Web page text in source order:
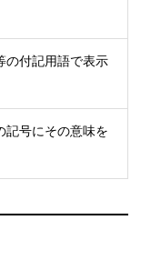
の付記用語で表示
記号にその意味を